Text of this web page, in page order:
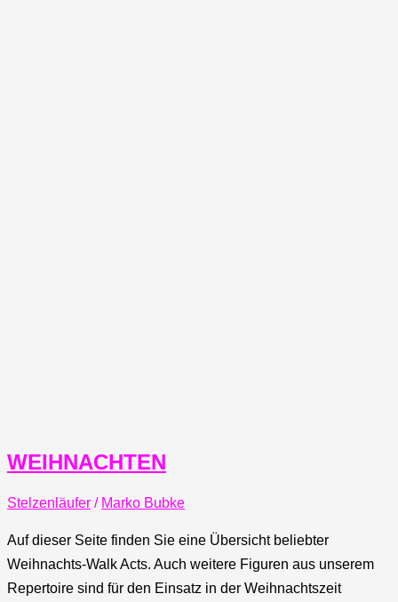
WEIHNACHTEN
Stelzenläufer / Marko Bubke
Auf dieser Seite finden Sie eine Übersicht beliebter
Weihnachts-Walk Acts. Auch weitere Figuren aus unserem
Repertoire sind für den Einsatz in der Weihnachtszeit